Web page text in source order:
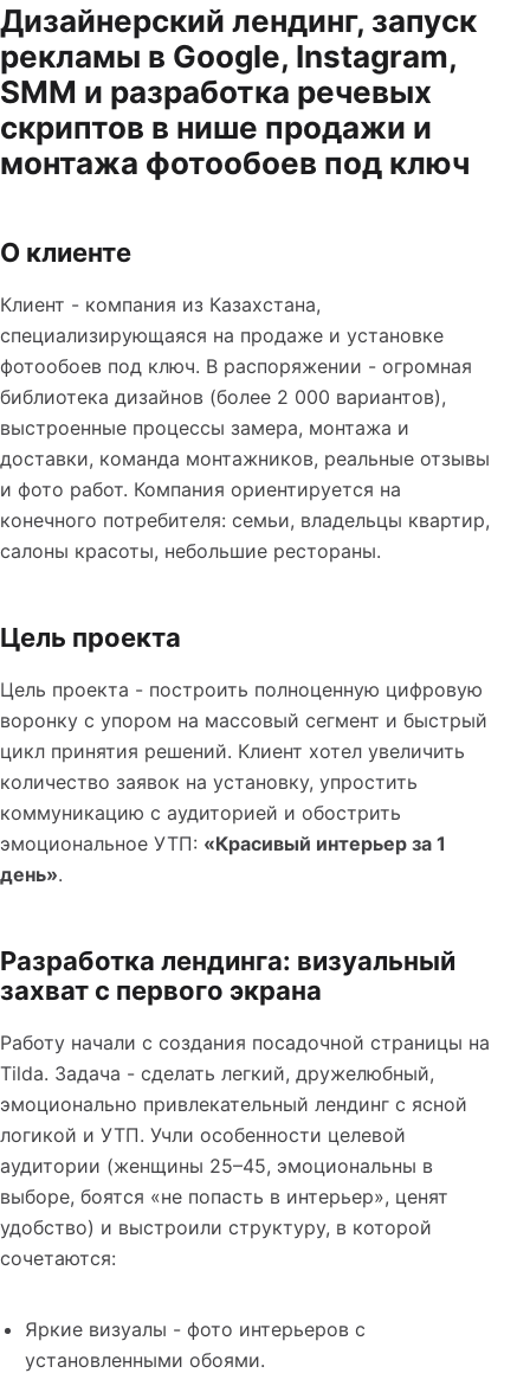
Дизайнерский лендинг, запуск
рекламы в Google, Instagram,
SMM и разработка речевых
скриптов в нише продажи и
монтажа фотообоев под ключ
О клиенте
Клиент - компания из Казахстана,
специализирующаяся на продаже и установке
фотообоев под ключ. В распоряжении - огромная
библиотека дизайнов (более 2 000 вариантов),
выстроенные процессы замера, монтажа и
доставки, команда монтажников, реальные отзывы
и фото работ. Компания ориентируется на
конечного потребителя: семьи, владельцы квартир,
салоны красоты, небольшие рестораны.
Цель проекта
Цель проекта - построить полноценную цифровую
воронку с упором на массовый сегмент и быстрый
цикл принятия решений. Клиент хотел увеличить
количество заявок на установку, упростить
коммуникацию с аудиторией и обострить
эмоциональное УТП: «Красивый интерьер за 1
день».
Разработка лендинга: визуальный
захват с первого экрана
Работу начали с создания посадочной страницы на
Tilda. Задача - сделать легкий, дружелюбный,
эмоционально привлекательный лендинг с ясной
логикой и УТП. Учли особенности целевой
аудитории (женщины 25–45, эмоциональны в
выборе, боятся «не попасть в интерьер», ценят
удобство) и выстроили структуру, в которой
сочетаются:
Яркие визуалы - фото интерьеров с
установленными обоями.